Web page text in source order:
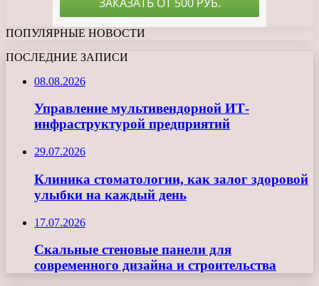
ПОПУЛЯРНЫЕ НОВОСТИ
ПОСЛЕДНИЕ ЗАПИСИ
08.08.2026
Управление мультивендорной ИТ-
инфраструктурой предприятий
29.07.2026
Клиника стоматологии, как залог здоровой
улыбки на каждый день
17.07.2026
Скальные стеновые панели для
современного дизайна и строительства